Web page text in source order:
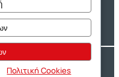
by
Cookies
Πολιτική Cookies